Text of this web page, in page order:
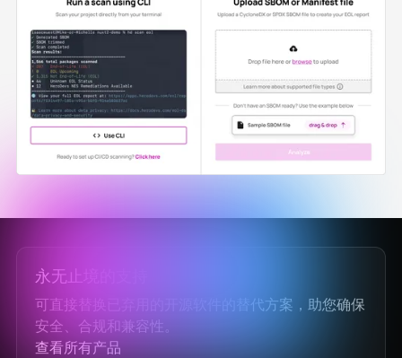
永无止境的支持
可直接替换已弃用的开源软件的替代方案，助您确保
安全、合规和兼容性。
查看所有产品